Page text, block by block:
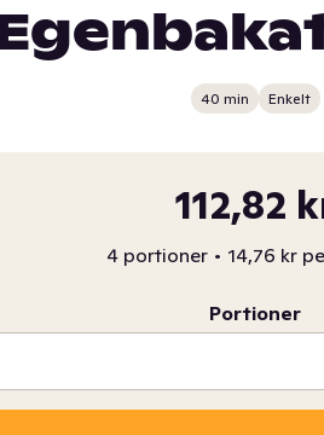
40 min Enkelt
112,82
4 portioner • 14,76 kr
Portioner